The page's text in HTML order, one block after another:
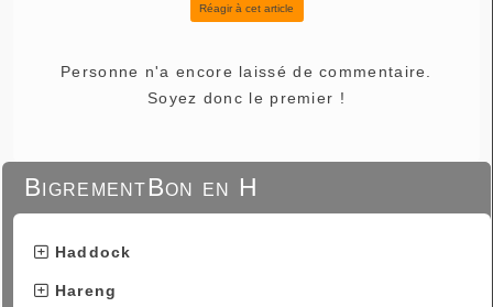
BigrementBon en H
Haddock
Hareng
Réagir à cet article
Personne n'a encore laissé de commentaire.
Soyez donc le premier !